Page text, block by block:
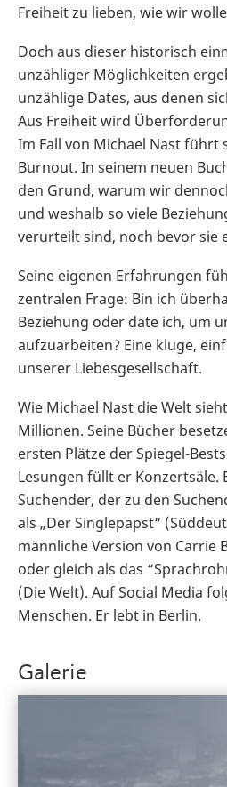
Freiheit zu lieben, wie wir
Doch aus dieser historisch
unzähliger Möglichkeiten
unzählige Dates, aus denen
Aus Freiheit wird
Im Fall von Michael Nast führt
Burnout. In seinem neuen
den Grund, warum wir
und weshalb so viele
verurteilt sind, noch bevor sie
Seine eigenen Erfahrungen
zentralen Frage: Bin ich
Beziehung oder date ich, um
aufzuarbeiten? Eine kluge,
unserer Liebesgesellschaft.
Wie Michael Nast die Welt
Millionen. Seine Bücher
ersten Plätze der Spiegel-
Lesungen füllt er Konzertsäle.
Suchender, der zu den
als „Der Singlepapst“
männliche Version von Carrie
oder gleich als das
(Die Welt). Auf Social Media
Menschen. Er lebt in Berlin.
Galerie